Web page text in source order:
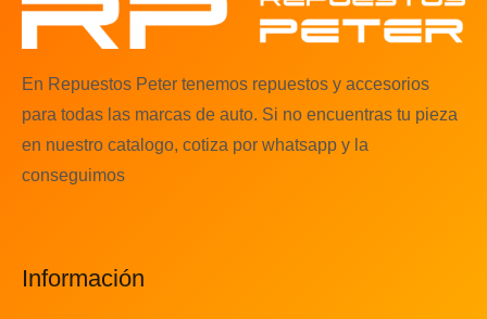
En Repuestos Peter tenemos repuestos y accesorios
para todas las marcas de auto. Si no encuentras tu pieza
en nuestro catalogo, cotiza por whatsapp y la
conseguimos
Información